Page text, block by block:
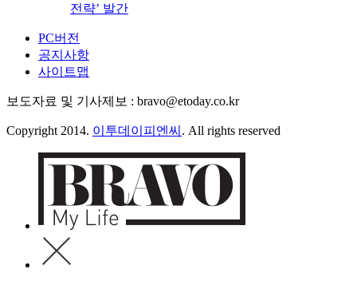
전략’ 발간
PC버전
공지사항
사이트맵
보도자료 및 기사제보 : bravo@etoday.co.kr
Copyright 2014. 이투데이피엔씨 . All rights reserved